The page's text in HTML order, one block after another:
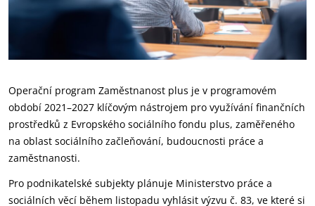
Operační program Zaměstnanost plus je v programovém
období 2021–2027 klíčovým nástrojem pro využívání finančních
prostředků z Evropského sociálního fondu plus, zaměřeného
na oblast sociálního začleňování, budoucnosti práce a
zaměstnanosti.
Pro podnikatelské subjekty plánuje Ministerstvo práce a
sociálních věcí během listopadu vyhlásit výzvu č. 83, ve které si